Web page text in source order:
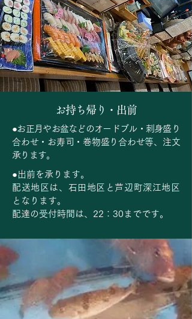
お持ち帰り・出前
●お正月やお盆などのオードブル・刺身盛り
合わせ・お寿司・巻物盛り合わせ等、注文
承ります。
●出前を承ります。
配送地区は、石田地区と芦辺町深江地区
となります。
配達の受付時間は、22：30までです。